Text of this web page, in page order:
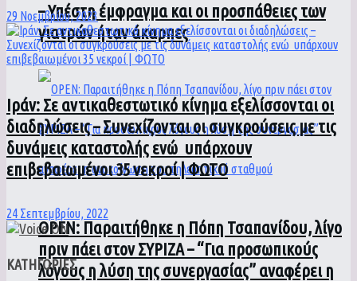
– Υπέστη έμφραγμα και οι προσπάθειες των
γιατρών ήταν άκαρπες
ΟPEN: Παραιτήθηκε η Πόπη Τσαπανίδου, λίγο
πριν πάει στον ΣΥΡΙΖΑ – “Για προσωπικούς
λόγους η λύση της συνεργασίας” αναφέρει η
29 Νοεμβρίου, 2023
Ιράν: Σε αντικαθεστωτικό κίνημα εξελίσσονται οι
διαδηλώσεις – Συνεχίζονται οι συγκρούσεις με τις
δυνάμεις καταστολής ενώ υπάρχουν
επιβεβαιωμένοι 35 νεκροί | ΦΩΤΟ
24 Σεπτεμβρίου, 2022
ΚΑΤΗΓΟΡΙΕΣ